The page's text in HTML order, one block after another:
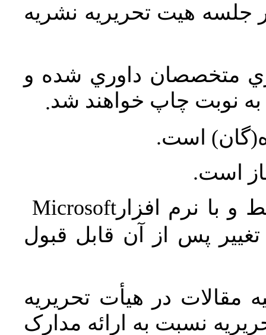
جلسه هيت تحريريه نشريه
متخصصان داوري شده و
نوبت چاپ خواهند شد.
است.
است.
و با نرم افزارMicrosoft
پس از آن قابل قبول
مقالات در هیأت تحریریه
نسبت به ارائه مدارک